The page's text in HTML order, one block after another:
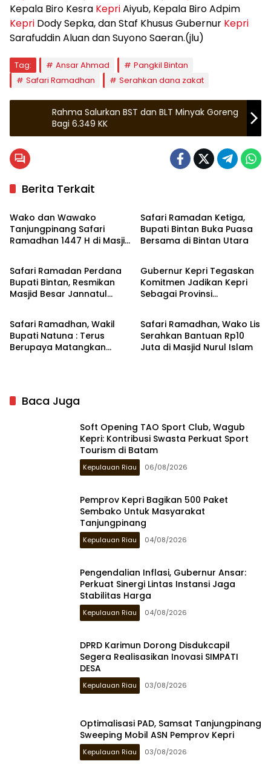
Kepala Biro Kesra KepriAiyub, Kepala Biro Adpim
Kepri Dody Sepka, dan Staf Khusus Gubernur Kepri
Sarafuddin Aluan dan Suyono Saeran.(jlu)
Tag: Ansar Ahmad
Pangkil Bintan
Safari Ramadhan
Serahkan dana zakat
Rahma Salurkan BST dan BLT Minyak Goreng
Bagi 6.349 KK
Berita Terkait
Tanjungpinang
Wako dan Wawako
Tanjungpinang Safari
Ramadhan 1447 H di Masjid
Safari Ramadan Ketiga,
Bupati Bintan Buka Puasa
Bersama di Bintan Utara
Bintan
Safari Ramadan Perdana
Bupati Bintan, Resmikan
Masjid Besar Jannatul
Kepulauan Riau
Gubernur Kepri Tegaskan
Komitmen Jadikan Kepri
Sebagai Provinsi
Natuna
Safari Ramadhan, Wakil
Bupati Natuna : Terus
Berupaya Matangkan
Tanjungpinang
Safari Ramadhan, Wako Lis
Serahkan Bantuan Rp10
Juta di Masjid Nurul Islam
Baca Juga
Soft Opening TAO Sport Club, Wagub
Kepri: Kontribusi Swasta Perkuat Sport
Tourism di Batam
Kepulauan Riau 06/08/2026
Pemprov Kepri Bagikan 500 Paket
Sembako Untuk Masyarakat
Tanjungpinang
Kepulauan Riau 04/08/2026
Pengendalian Inflasi, Gubernur Ansar:
Perkuat Sinergi Lintas Instansi Jaga
Stabilitas Harga
Kepulauan Riau 04/08/2026
DPRD Karimun Dorong Disdukcapil
Segera Realisasikan Inovasi SIMPATI
DESA
Kepulauan Riau 03/08/2026
Optimalisasi PAD, Samsat Tanjungpinang
Sweeping Mobil ASN Pemprov Kepri
Kepulauan Riau 03/08/2026